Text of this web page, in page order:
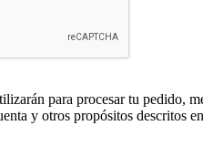
para procesar tu pedido,
y otros propósitos descritos